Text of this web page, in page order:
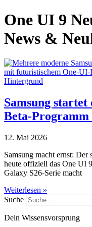
One UI 9
News &
Samsung
Beta-Programm
12. Mai 2026
Samsung macht ernst: Der
heute offiziell das One UI
Galaxy S26-Serie macht
Weiterlesen »
Suche
Dein Wissensvorsprung